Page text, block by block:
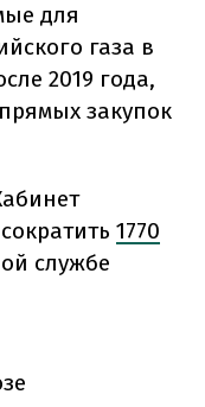
для
газа в
2019 года,
закупок
1770
службе